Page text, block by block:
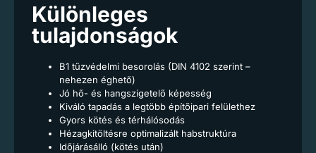
Különleges
tulajdonságok
B1 tűzvédelmi besorolás (DIN 4102 szerint –
nehezen éghető)
Jó hő- és hangszigetelő képesség
Kiváló tapadás a legtöbb építőipari felülethez
Gyors kötés és térhálósodás
Hézagkitöltésre optimalizált habstruktúra
Időjárásálló (kötés után)